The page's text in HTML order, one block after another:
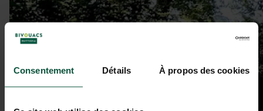
Consentement Détails À propos des cookies